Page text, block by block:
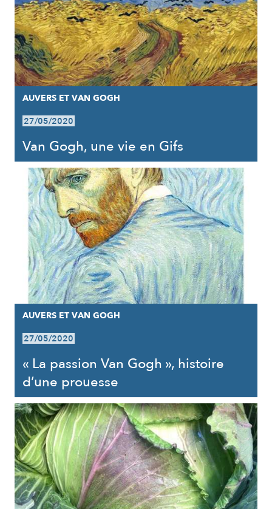
AUVERS ET VAN GOGH
27/05/2020
Van Gogh, une vie en Gifs
AUVERS ET VAN GOGH
27/05/2020
« La passion Van Gogh », histoire
d’une prouesse